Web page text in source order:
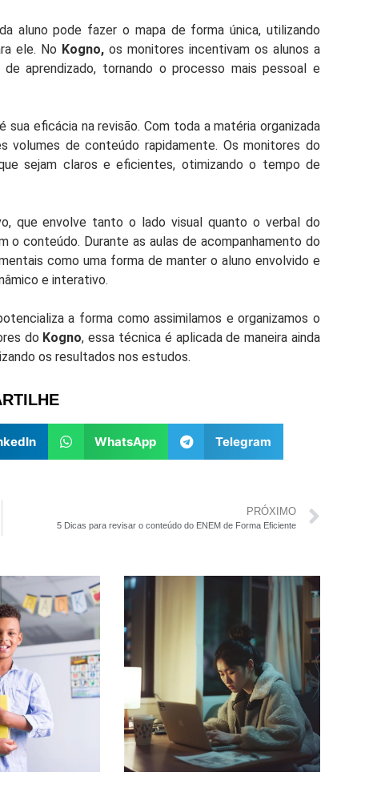
aluno pode fazer o mapa de forma única, utilizando
ele. No Kogno, os monitores incentivam os alunos a
aprendizado, tornando o processo mais pessoal e
eficácia na revisão. Com toda a matéria organizada
volumes de conteúdo rapidamente. Os monitores do
sejam claros e eficientes, otimizando o tempo de
que envolve tanto o lado visual quanto o verbal do
conteúdo. Durante as aulas de acompanhamento do
como uma forma de manter o aluno envolvido e
e interativo.
a forma como assimilamos e organizamos o
do Kogno, essa técnica é aplicada de maneira ainda
os resultados nos estudos.
WhatsApp Telegram
PRÓXIMO
5 Dicas para revisar o conteúdo do ENEM de Forma Eficiente